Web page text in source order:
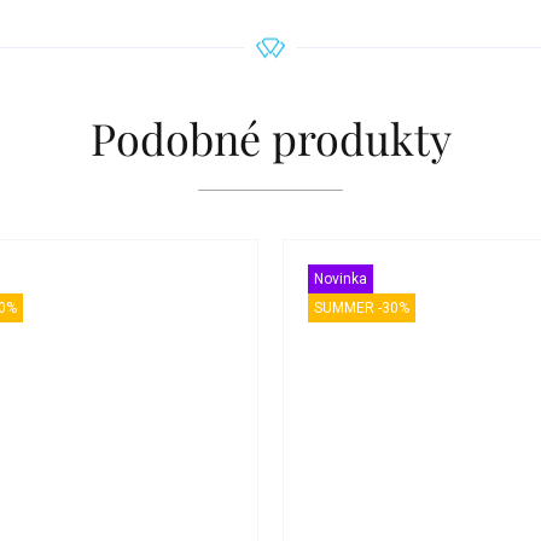
Podobné produkty
Novinka
SUMMER -30%